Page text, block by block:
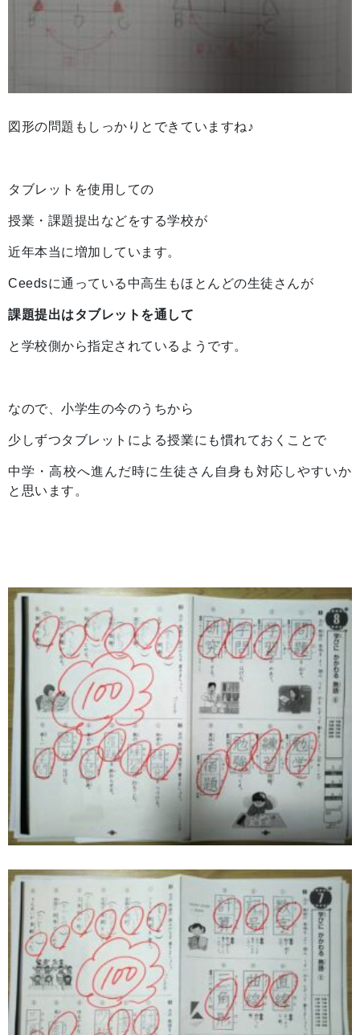
図形の問題もしっかりとできていますね♪
タブレットを使用しての
授業・課題提出などをする学校が
近年本当に増加しています。
Ceedsに通っている中高生もほとんどの生徒さんが
課題提出はタブレットを通して
と学校側から指定されているようです。
なので、小学生の今のうちから
少しずつタブレットによる授業にも慣れておくことで
中学・高校へ進んだ時に生徒さん自身も対応しやすいか
と思います。